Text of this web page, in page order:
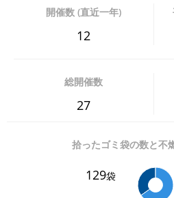
開催数 (直近一年)
12
総開催数
27
拾ったゴミ袋の数と不
129袋